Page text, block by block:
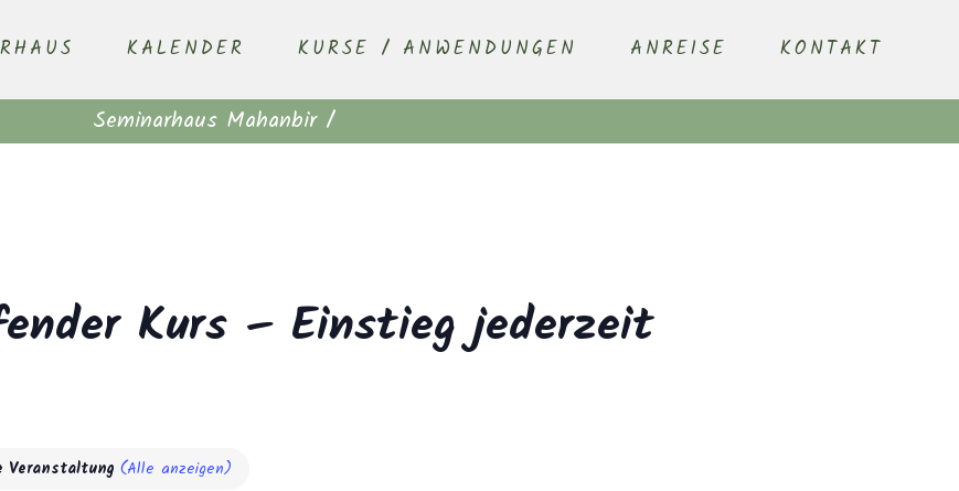
KALENDER KURSE / ANWENDUNGEN ANREISE KONTAKT
Seminarhaus Mahanbir/
Kurs – Einstieg jederzeit
Veranstaltung (Alle anzeigen)